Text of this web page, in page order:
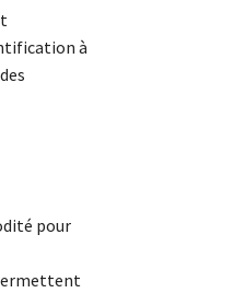
à
pour